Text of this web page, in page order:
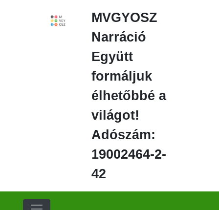
MVGYOSZ
Narráció
Együtt
formáljuk
élhetőbbé a
világot!
Adószám:
19002464-2-
42